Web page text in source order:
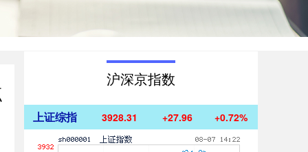
沪深京指数
上证综指 3928.51 +28.16 +0.72%